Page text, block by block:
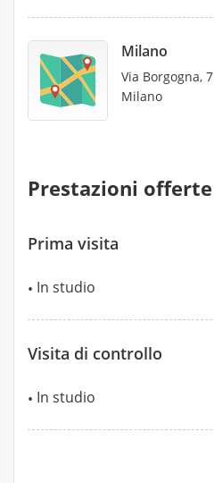
Milano
Via Borgogna, 7
Milano
Prestazioni offerte
Prima visita
In studio
Visita di controllo
In studio